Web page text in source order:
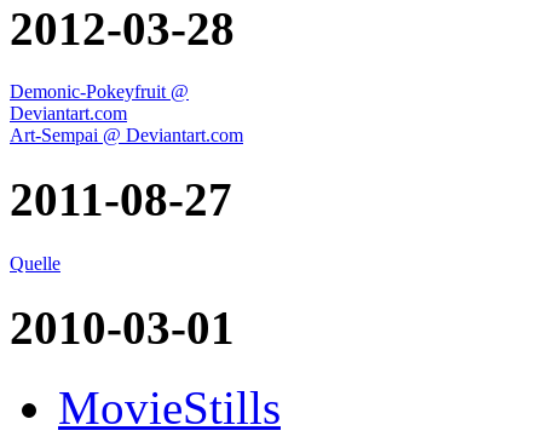
2012-03-28
Demonic-Pokeyfruit @
Deviantart.com
Art-Sempai @ Deviantart.com
2011-08-27
Quelle
2010-03-01
MovieStills